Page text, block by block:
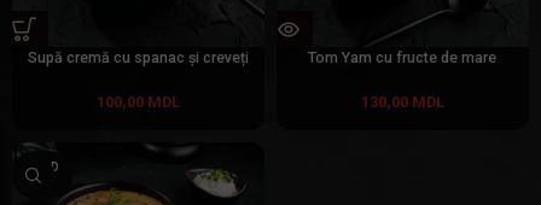
Supă cremă cu spanac și creveți
100,00 MDL
Tom Yam cu fructe de mare
130,00 MDL
SOLD
OUT